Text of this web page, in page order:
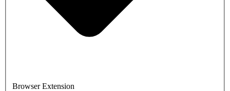
Browser Extension